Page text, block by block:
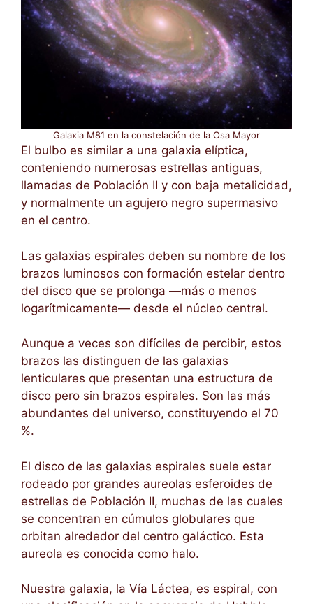
Galaxia M81 en la constelación de la Osa Mayor
El bulbo es similar a una galaxia elíptica,
conteniendo numerosas estrellas antiguas,
llamadas de Población II y con baja metalicidad,
y normalmente un agujero negro supermasivo
en el centro.
Las galaxias espirales deben su nombre de los
brazos luminosos con formación estelar dentro
del disco que se prolonga —más o menos
logarítmicamente— desde el núcleo central.
Aunque a veces son difíciles de percibir, estos
brazos las distinguen de las galaxias
lenticulares que presentan una estructura de
disco pero sin brazos espirales. Son las más
abundantes del universo, constituyendo el 70
%.
El disco de las galaxias espirales suele estar
rodeado por grandes aureolas esferoides de
estrellas de Población II, muchas de las cuales
se concentran en cúmulos globulares que
orbitan alrededor del centro galáctico. Esta
aureola es conocida como halo.
Nuestra galaxia, la Vía Láctea, es espiral, con